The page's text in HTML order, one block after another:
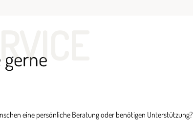
eine persönliche Beratung oder benötigen Unterstützung?